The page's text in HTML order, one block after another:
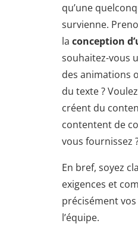
qu’une
survienne.
la conception
souhaitez-vous
des animations
du texte ?
créent du
contentent de
vous fournissez
En bref, soyez
exigences et
précisément
l’équipe.